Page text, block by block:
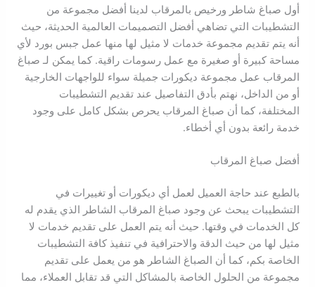
أول صباغ شاطر ورخيص بالمرقاب لدينا أفضل مجموعة من
التشطيبات التي تضاهي أفضل التصميمات العالمية الحديثة، حيث
أنه يتم تقديم مجموعة خدمات لا مثيل لها منها عمل جبس بورد لأي
مساحة كبيرة أو صغيرة مع عمل رسومات راقية. كما يمكن لـ صباغ
المرقاب عمل مجموعة ديكورات جميلة سواء للواجهات الخارجية
أو من الداخل، نهتم بأدق التفاصيل عند تقديم التشطيبات
المختلفة، كما أن صباغ المرقاب يحرص بشكل كامل على وجود
خدمة رائعة بدون أي أخطاء.
أفضل صباغ المرقاب
بالطبع عند حاجة العميل لعمل أي ديكورات أو تغييرات في
التشطيبات يبحث عن وجود صباغ المرقاب الشاطر الذي يقدم له
كل الخدمات في وقتها. حيث أنه يتم العمل على تقديم خدمات لا
مثيل لها من حيث الدقة والاحترافية في تنفيذ كافة التشطيبات
الخاصة بكم، كما أن الصباغ الشاطر هو من يعمل على تقديم
مجموعة من الحلول الخاصة بالمشاكل التي قد تقابل العملاء، مما